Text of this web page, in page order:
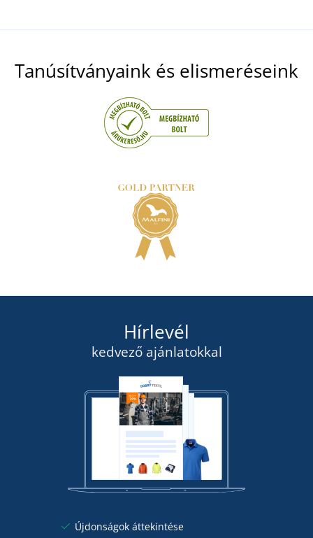
Tanúsítványaink és elismeréseink
Hírlevél
kedvező ajánlatokkal
Újdonságok áttekintése